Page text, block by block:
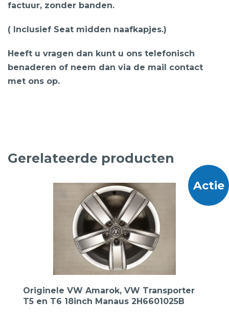
factuur, zonder banden.
( Inclusief Seat midden naafkapjes.)
Heeft u vragen dan kunt u ons telefonisch
benaderen of neem dan via de mail contact
met ons op.
Gerelateerde producten
Actie
Originele VW Amarok, VW Transporter
T5 en T6 18inch Manaus 2H6601025B
Lichtmetalen Velgen